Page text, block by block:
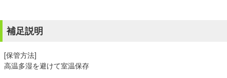
補足説明
[保管方法]
高温多湿を避けて室温保存